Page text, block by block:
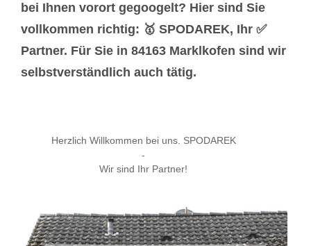
bei Ihnen vorort gegoogelt? Hier sind Sie
vollkommen richtig: 🥇 SPODAREK, Ihr ✅
Partner. Für Sie in 84163 Marklkofen sind wir
selbstverständlich auch tätig.
Herzlich Willkommen bei uns. SPODAREK
-
Wir sind Ihr Partner!